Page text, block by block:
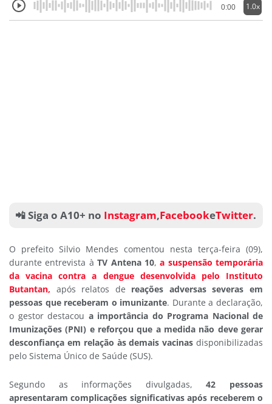
0:00 1.0x
📲 Siga o A10+ no Instagram,FacebookeTwitter.
O prefeito Silvio Mendes comentou nesta terça-feira (09),
durante entrevista àTV Antena 10,a suspensão temporária
da vacina contra a dengue desenvolvida pelo Instituto
Butantan, após relatos de reações adversas severas em
pessoas que receberam o imunizante. Durante a declaração,
o gestor destacou a importância do Programa Nacional de
Imunizações (PNI) e reforçou que a medida não deve gerar
desconfiança em relação às demais vacinas disponibilizadas
pelo Sistema Único de Saúde (SUS).
Segundo as informações divulgadas, 42 pessoas
apresentaram complicações significativas após receberem o